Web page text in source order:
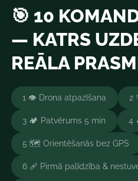
🎯 10
— KATRS
REĀLA
1 👁️ Drona atpazīšana 2
3 🏕️ Patvērums 5 min 4
5 🗺️ Orientēšanās bez GPS
6 🩹 Pirmā palīdzība &